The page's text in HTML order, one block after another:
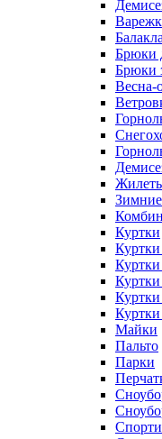
Брюки
Брюки
Весна-
Куртки
Куртки
Майки
Пальто
Парки